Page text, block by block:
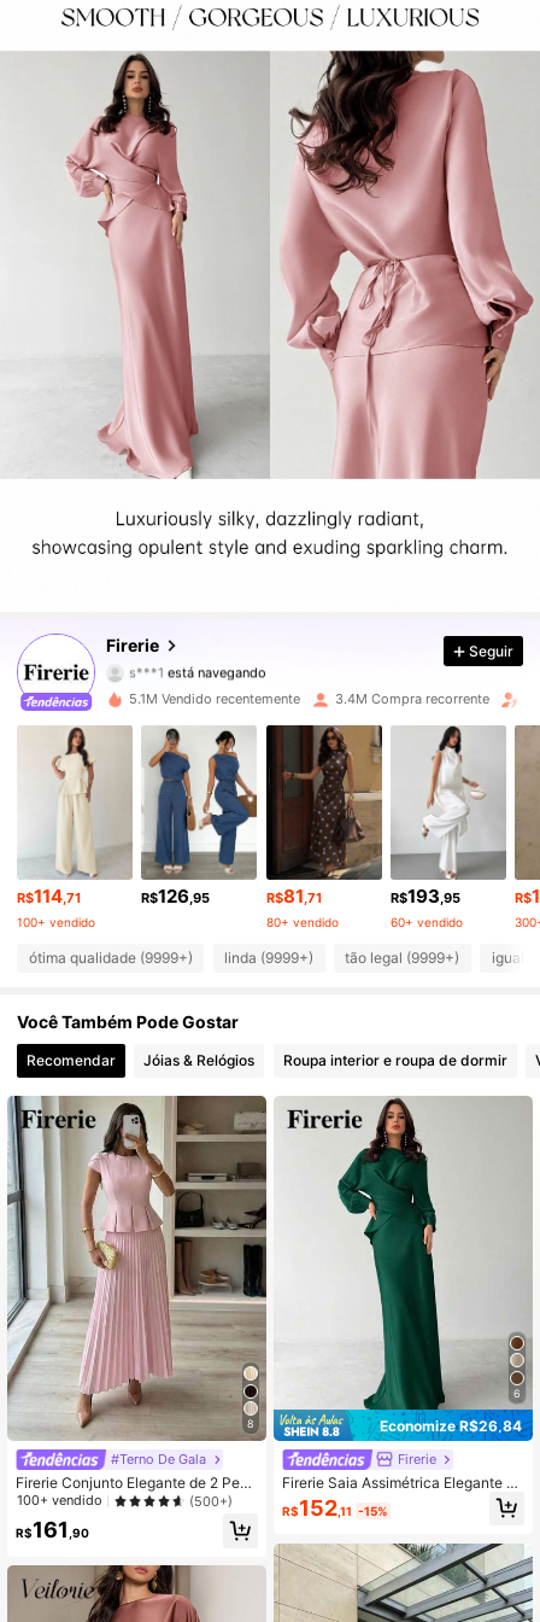
Firerie
4,87 1.3M Seguidores
s***1 está navegando
4,87
1.3M Seguidores
4,87 1.3M Seguidores
1.3M Seguidores
4,87 1.3M Seguidores
4,87 1.3M Seguidores
4,87 1.3M Seguidores
4,87 1.3M Seguidores
Seguir
5.1M Vendido recentemente 3.4M Compra recorrente
R$114,71
100+ vendido
R$126,95 R$81,71
80+ vendido
R$193,95
60+ vendido
R$
ótima qualidade (9999+) linda (9999+) tão legal (9999+) igual a
Você Também Pode Gostar
Recomendar Jóias & Relógios Roupa interior e roupa de dormir
8
#Terno De Gala
Firerie Conjunto Elegante de 2 Peça
s com Top de Gola Redonda e Man
Saia Pregueada, Cor Sólida
100+ vendido (500+)
R$161 ,90
6
Economize R$26,84
Firerie
Firerie Saia Assimétrica Elegante de
Cetim Feminina
R$152,11 -15%